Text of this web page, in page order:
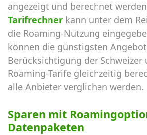
angezeigt und berechnet
Tarifrechner kann unter dem
die Roaming-Nutzung
können die günstigsten
Berücksichtigung der Schweizer
Roaming-Tarife gleichzeitig
alle Anbieter verglichen werden.
Sparen mit
Datenpaketen